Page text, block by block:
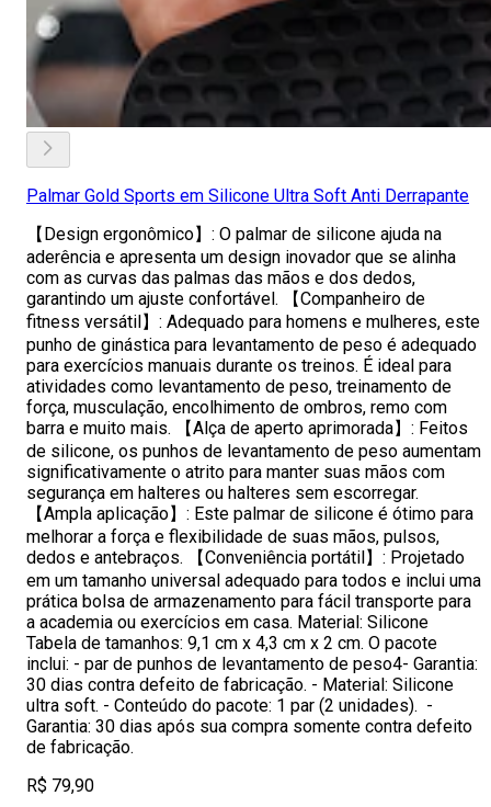
Palmar Gold Sports em Silicone Ultra Soft Anti Derrapante
【Design ergonômico】: O palmar de silicone ajuda na
aderência e apresenta um design inovador que se alinha
com as curvas das palmas das mãos e dos dedos,
garantindo um ajuste confortável. 【Companheiro de
fitness versátil】: Adequado para homens e mulheres, este
punho de ginástica para levantamento de peso é adequado
para exercícios manuais durante os treinos. É ideal para
atividades como levantamento de peso, treinamento de
força, musculação, encolhimento de ombros, remo com
barra e muito mais. 【Alça de aperto aprimorada】: Feitos
de silicone, os punhos de levantamento de peso aumentam
significativamente o atrito para manter suas mãos com
segurança em halteres ou halteres sem escorregar.
【Ampla aplicação】: Este palmar de silicone é ótimo para
melhorar a força e flexibilidade de suas mãos, pulsos,
dedos e antebraços. 【Conveniência portátil】: Projetado
em um tamanho universal adequado para todos e inclui uma
prática bolsa de armazenamento para fácil transporte para
a academia ou exercícios em casa. Material: Silicone
Tabela de tamanhos: 9,1 cm x 4,3 cm x 2 cm. O pacote
inclui: - par de punhos de levantamento de peso4- Garantia:
30 dias contra defeito de fabricação. - Material: Silicone
ultra soft. - Conteúdo do pacote: 1 par (2 unidades). -
Garantia: 30 dias após sua compra somente contra defeito
de fabricação.
R$ 79,90